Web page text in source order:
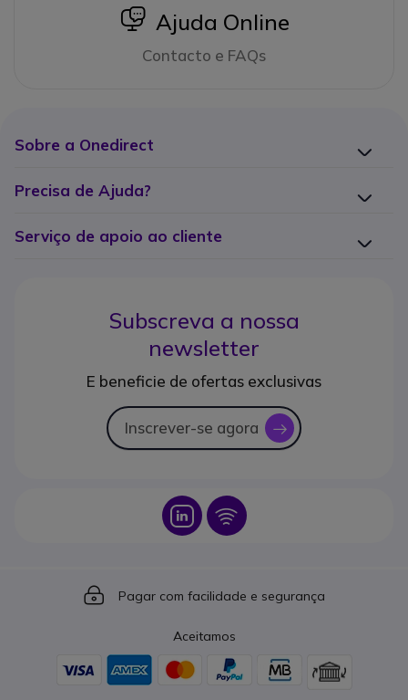
icon
Ajuda Online
Contacto e FAQs
Sobre a Onedirect
Precisa de Ajuda?
Serviço de apoio ao cliente
Subscreva a nossa
newsletter
E beneficie de ofertas exclusivas
Inscrever-se agora icon
Icon Icon
Icon
Pagar com facilidade e segurança
Aceitamos